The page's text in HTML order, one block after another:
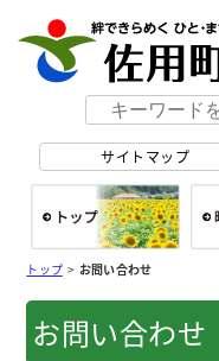
サイトマップ
トップ>お問い合わせ
お問い合わせ